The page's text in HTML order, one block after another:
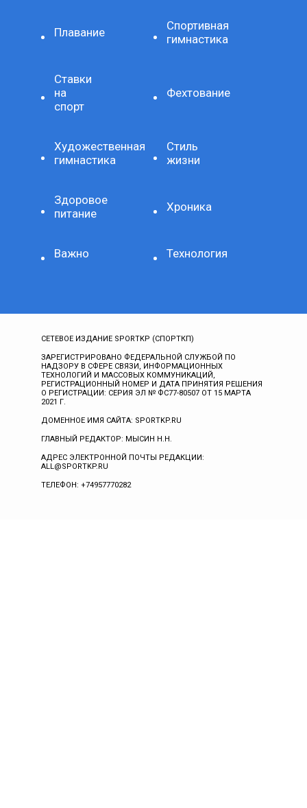
Плавание
Спортивная
гимнастика
Ставки
на
спорт
Фехтование
Художественная
гимнастика
Стиль
жизни
Здоровое
питание
Хроника
Важно Технология
СЕТЕВОЕ ИЗДАНИЕ SPORTKP (СПОРТКП)
ЗАРЕГИСТРИРОВАНО ФЕДЕРАЛЬНОЙ СЛУЖБОЙ ПО
НАДЗОРУ В СФЕРЕ СВЯЗИ, ИНФОРМАЦИОННЫХ
ТЕХНОЛОГИЙ И МАССОВЫХ КОММУНИКАЦИЙ,
РЕГИСТРАЦИОННЫЙ НОМЕР И ДАТА ПРИНЯТИЯ РЕШЕНИЯ
О РЕГИСТРАЦИИ: СЕРИЯ ЭЛ № ФС77-80507 ОТ 15 МАРТА
2021 Г.
ДОМЕННОЕ ИМЯ САЙТА: SPORTKP.RU
ГЛАВНЫЙ РЕДАКТОР: МЫСИН Н.Н.
АДРЕС ЭЛЕКТРОННОЙ ПОЧТЫ РЕДАКЦИИ:
ALL@SPORTKP.RU
ТЕЛЕФОН: +74957770282